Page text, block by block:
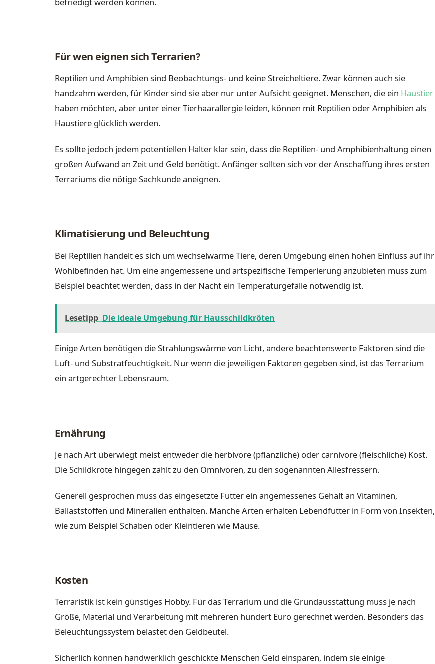
Für wen eignen sich Terrarien?
Reptilien und Amphibien sind Beobachtungs- und keine Streicheltiere. Zwar können auch sie
handzahm werden, für Kinder sind sie aber nur unter Aufsicht geeignet. Menschen, die ein Haustier
haben möchten, aber unter einer Tierhaarallergie leiden, können mit Reptilien oder Amphibien als
Haustiere glücklich werden.
Es sollte jedoch jedem potentiellen Halter klar sein, dass die Reptilien- und Amphibienhaltung einen
großen Aufwand an Zeit und Geld benötigt. Anfänger sollten sich vor der Anschaffung ihres ersten
Terrariums die nötige Sachkunde aneignen.
Klimatisierung und Beleuchtung
Bei Reptilien handelt es sich um wechselwarme Tiere, deren Umgebung einen hohen Einfluss auf ihr
Wohlbefinden hat. Um eine angemessene und artspezifische Temperierung anzubieten muss zum
Beispiel beachtet werden, dass in der Nacht ein Temperaturgefälle notwendig ist.
Lesetipp Die ideale Umgebung für Hausschildkröten
Einige Arten benötigen die Strahlungswärme von Licht, andere beachtenswerte Faktoren sind die
Luft- und Substratfeuchtigkeit. Nur wenn die jeweiligen Faktoren gegeben sind, ist das Terrarium
ein artgerechter Lebensraum.
Ernährung
Je nach Art überwiegt meist entweder die herbivore (pflanzliche) oder carnivore (fleischliche) Kost.
Die Schildkröte hingegen zählt zu den Omnivoren, zu den sogenannten Allesfressern.
Generell gesprochen muss das eingesetzte Futter ein angemessenes Gehalt an Vitaminen,
Ballaststoffen und Mineralien enthalten. Manche Arten erhalten Lebendfutter in Form von Insekten,
wie zum Beispiel Schaben oder Kleintieren wie Mäuse.
Kosten
Terraristik ist kein günstiges Hobby. Für das Terrarium und die Grundausstattung muss je nach
Größe, Material und Verarbeitung mit mehreren hundert Euro gerechnet werden. Besonders das
Beleuchtungssystem belastet den Geldbeutel.
Sicherlich können handwerklich geschickte Menschen Geld einsparen, indem sie einige